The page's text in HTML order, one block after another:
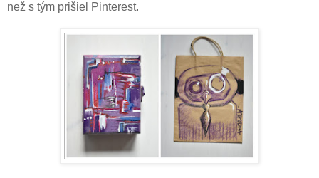
než s tým prišiel Pinterest.